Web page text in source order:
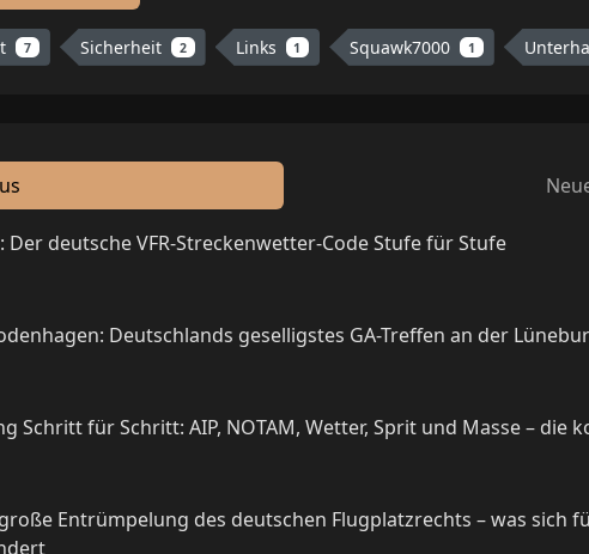
7 Sicherheit 2 Links 1 Squawk7000 1
Der deutsche VFR-Streckenwetter-Code Stufe für Stufe
Deutschlands geselligstes GA-Treffen an der
Schritt für Schritt: AIP, NOTAM, Wetter, Sprit und Masse – die
Entrümpelung des deutschen Flugplatzrechts – was sich